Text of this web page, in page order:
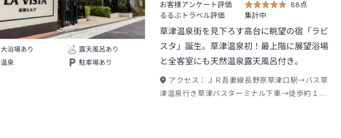
大浴場あり
露天風呂あり
温泉
駐車場あり
お客様アンケート評価
88点
るるぶトラベル評価
集計中
草津温泉街を見下ろす高台に眺望の宿「ラビ
スタ」誕生。草津温泉初！最上階に展望浴場
と全客室にも天然温泉露天風呂付き。
アクセス：
ＪＲ吾妻線長野原草津口駅→バス草
津温泉行き草津バスターミナル下車→徒歩約１０